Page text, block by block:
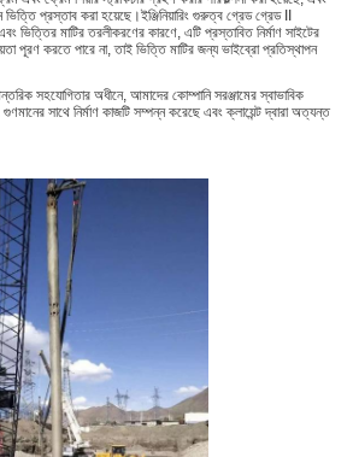
ভিত্তি প্রস্তাব করা হয়েছে।ইঞ্জিনিয়ারিং গুরুত্ব গ্রেড গ্রেড II
ভিত্তির মাটির তরলীকরণের কারণে, এটি প্রস্তাবিত নির্মাণ সাইটের
পূরণ করতে পারে না, তাই ভিত্তি মাটির জন্য ভাইব্রো প্রতিস্থাপন
সহযোগিতার অধীনে, আমাদের কোম্পানি সরঞ্জামের স্বাভাবিক
সাথে নির্মাণ কাজটি সম্পন্ন করেছে এবং ক্লায়েন্ট দ্বারা অত্যন্ত